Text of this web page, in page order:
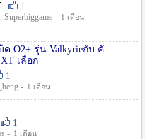
1
, Superbiggame - 1 เดือน
O2+ รุ่น Valkyrieกับ คั
XT เลือก
1
- 1 เดือน
1
- 1 เดือน